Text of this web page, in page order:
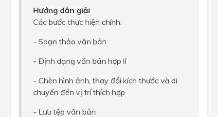
Hướng dẫn giải
Các bước thực hiện chính:
- Soạn thảo văn bản
- Định dạng văn bản hợp lí
- Chèn hình ảnh, thay đổi kích thước và di
chuyển đến vị trí thích hợp
- Lưu tệp văn bản